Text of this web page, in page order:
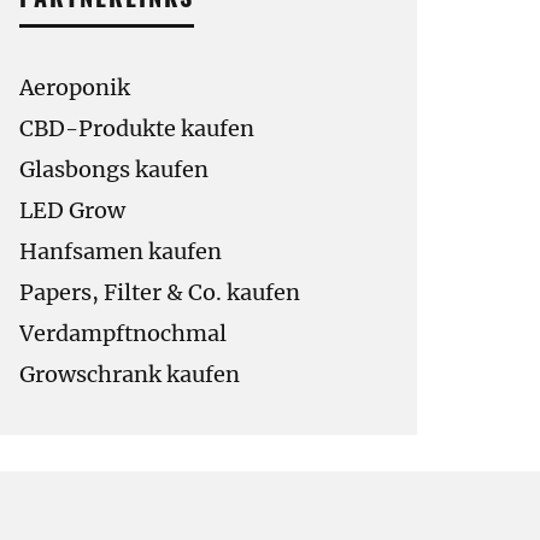
Aeroponik
CBD-Produkte kaufen
Glasbongs kaufen
LED Grow
Hanfsamen kaufen
Papers, Filter & Co. kaufen
Verdampftnochmal
Growschrank kaufen